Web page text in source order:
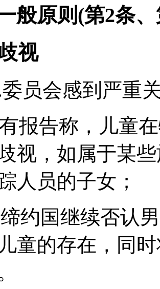
般原则(第2条
视
委员会感到严重
报告称，儿童
视，如属于某
人员的子女；
约国继续否认
童的存在，同